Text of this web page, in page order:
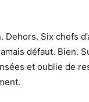
Dehors. Six chefs
défaut. Bien.
et oublie de